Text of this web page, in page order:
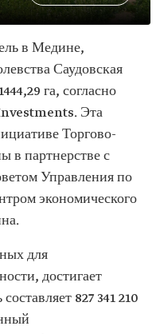
в Медине,
Саудовская
га, согласно
Эта
Торгово-
партнерстве с
Управления по
экономического
для
достигает
827 341 210